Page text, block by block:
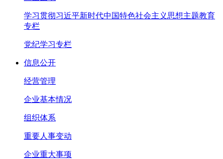
学习贯彻习近平新时代中国特色社会主义思想主题教育
专栏
党纪学习专栏
信息公开
经营管理
企业基本情况
组织体系
重要人事变动
企业重大事项